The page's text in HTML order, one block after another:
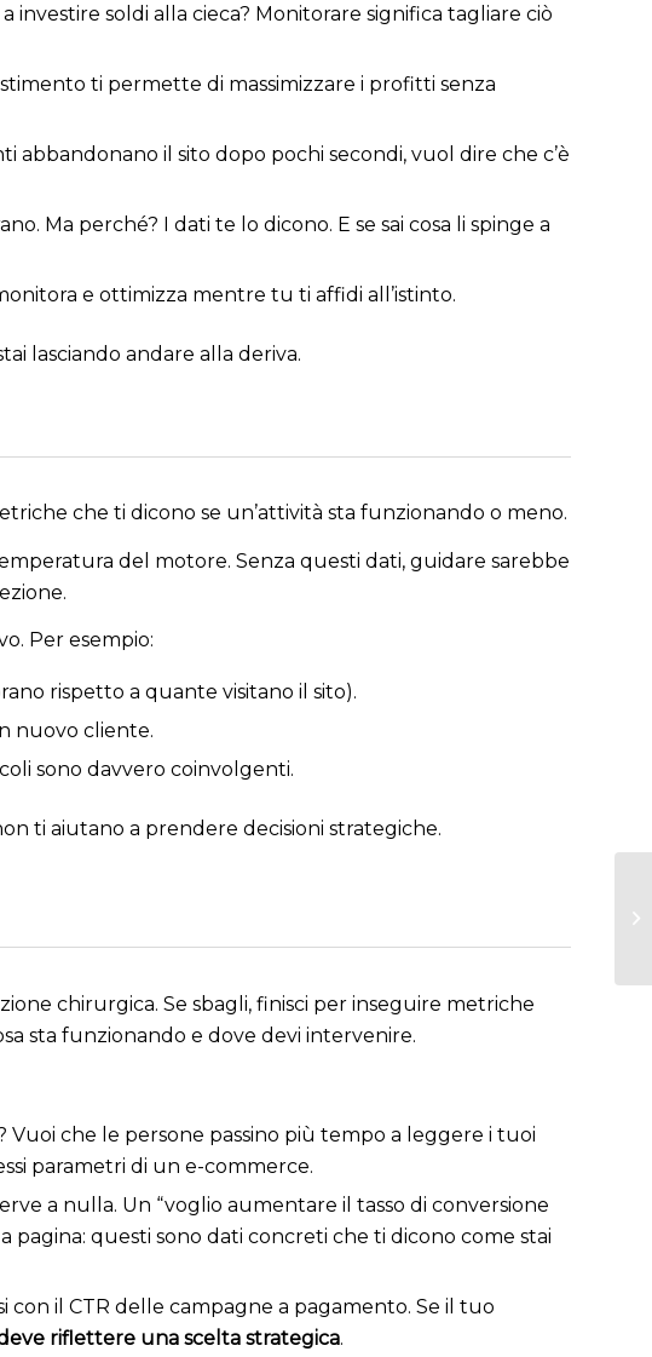
soldi alla cieca? Monitorare significa tagliare ciò
ti permette di massimizzare i profitti senza
abbandonano il sito dopo pochi secondi, vuol dire che c’è
Ma perché? I dati te lo dicono. E se sai cosa li spinge a
e ottimizza mentre tu ti affidi all’istinto.
lasciando andare alla deriva.
che ti dicono se un’attività sta funzionando o meno.
del motore. Senza questi dati, guidare sarebbe
Per esempio:
rispetto a quante visitano il sito).
nuovo cliente.
sono davvero coinvolgenti.
ti aiutano a prendere decisioni strategiche.
chirurgica. Se sbagli, finisci per inseguire metriche
sta funzionando e dove devi intervenire.
che le persone passino più tempo a leggere i tuoi
parametri di un e-commerce.
a nulla. Un “voglio aumentare il tasso di conversione
pagina: questi sono dati concreti che ti dicono come stai
con il CTR delle campagne a pagamento. Se il tuo
riflettere una scelta strategica.